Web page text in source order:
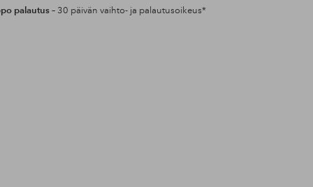
palautus– 30 päivän vaihto- ja palautusoikeus*